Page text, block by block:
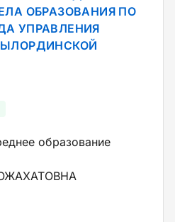
ОБРАЗОВАНИЯ ПО
УПРАВЛЕНИЯ
образование